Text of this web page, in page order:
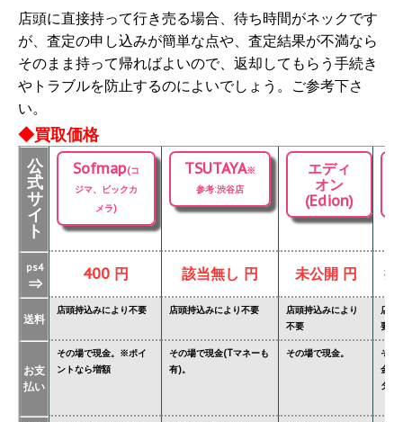
店頭に直接持って行き売る場合、待ち時間がネックです
が、査定の申し込みが簡単な点や、査定結果が不満なら
そのまま持って帰ればよいので、返却してもらう手続き
やトラブルを防止するのによいでしょう。ご参考下さ
い。
◆買取価格
公
式
サ
イ
ト
Sofmap(コ
ジマ、ビックカ
メラ)
TSUTAYA※
参考:渋谷店
エディ
オン
(Edion)
ps4
⇒ 400 円 該当無し 円 未公開 円 掲
送料
店頭持込みにより不要 店頭持込みにより不要
店頭持込みにより
不要
店頭
要
お支
払い
その場で現金。※ポイ
ントなら増額
その場で現金(Tマネーも
有)。
その場で現金。
その
金額
ター'